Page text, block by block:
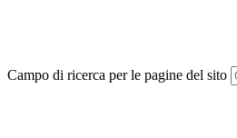
Campo di ricerca per le pagine del sito